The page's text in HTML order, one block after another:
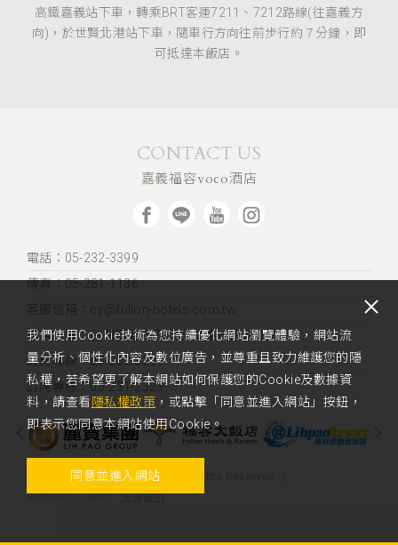
高鐵嘉義站下車，轉乘BRT客運7211、7212路線(往嘉義方
向)，於世賢北港站下車，隨車行方向往前步行約７分鐘，即
可抵達本飯店。
CONTACT US
嘉義福容voco酒店
電話：05-232-3399
傳真：05-281-1136
客服信箱：cy@fullon-hotels.com.tw
飯店位置：台灣嘉義市西區世賢路一段789號
訂房專線：05-232-3399
訂席專線：05-231-2323
Copyright 2023 Voco Fullon. All Rights Reserved.
網頁設計‧iBest 法律聲明
我們使用Cookie技術為您持續優化網站瀏覽體驗，網站流
量分析、個性化內容及數位廣告，並尊重且致力維護您的隱
私權，若希望更了解本網站如何保護您的Cookie及數據資
料，請查看 隱私權政策 ，或點擊「同意並進入網站」按鈕，
即表示您同意本網站使用Cookie。
同意並進入網站